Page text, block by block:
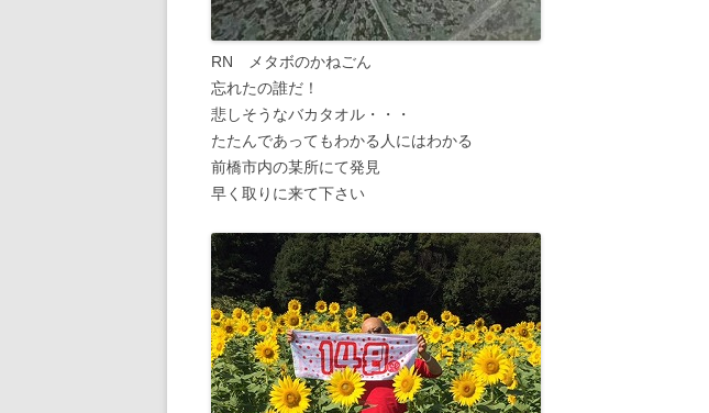
RN メタボのかねごん
忘れたの誰だ！
悲しそうなバカタオル・・・
たたんであってもわかる人にはわかる
前橋市内の某所にて発見
早く取りに来て下さい